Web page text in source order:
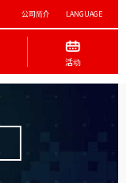
公司简介 LANGUAGE
活动